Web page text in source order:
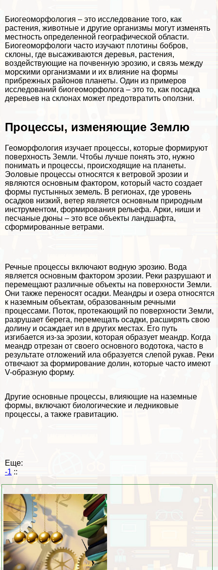
Биогеоморфология – это исследование того, как
растения, животные и другие организмы могут изменять
местность определенной географической области.
Биогеоморфологи часто изучают плотины бобров,
склоны, где высаживаются деревья, растения,
воздействующие на почвенную эрозию, и связь между
морскими организмами и их влияние на формы
прибрежных районов планеты. Один из примеров
исследований биогеоморфолога – это то, как посадка
деревьев на склонах может предотвратить оползни.
Процессы, изменяющие Землю
Геоморфология изучает процессы, которые формируют
поверхность Земли. Чтобы лучше понять это, нужно
понимать и процессы, происходящие на планеты.
Эоловые процессы относятся к ветровой эрозии и
являются основным фактором, который часто создает
формы пустынных земель. В регионах, где уровень
осадков низкий, ветер является основным природным
инструментом, формирования рельефа. Арки, ниши и
песчаные дюны – это все объекты ландшафта,
сформированные ветрами.
Речные процессы включают водную эрозию. Вода
является основным фактором эрозии. Реки разрушают и
перемещают различные объекты на поверхности Земли.
Они также переносят осадки. Меандры и озера относятся
к наземным объектам, образованным речными
процессами. Поток, протекающий по поверхности Земли,
разрушает берега, перемещать осадки, расширять свою
долину и осаждает ил в других местах. Его путь
изгибается из-за эрозии, которая образует меандр. Когда
меандр отрезан от своего основного водотока, часто в
результате отложений ила образуется слепой рукав. Реки
отвечают за формирование долин, которые часто имеют
V-образную форму.
Другие основные процессы, влияющие на наземные
формы, включают биологические и ледниковые
процессы, а также гравитацию.
Еще:
-1 ::